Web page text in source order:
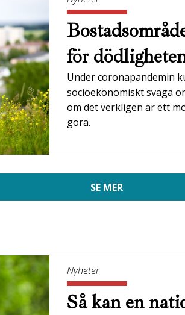
för
Under coronapandemin
socioekonomiskt svaga
om det verkligen är ett
göra.
SE MER
Nyheter
Så kan en